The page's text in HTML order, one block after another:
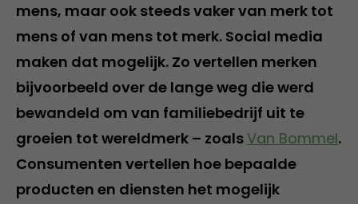
mens, maar ook steeds vaker van merk tot
mens of van mens tot merk. Social media
maken dat mogelijk. Zo vertellen merken
bijvoorbeeld over de lange weg die werd
bewandeld om van familiebedrijf uit te
groeien tot wereldmerk – zoalsVan Bommel.
Consumenten vertellen hoe bepaalde
producten en diensten het mogelijk